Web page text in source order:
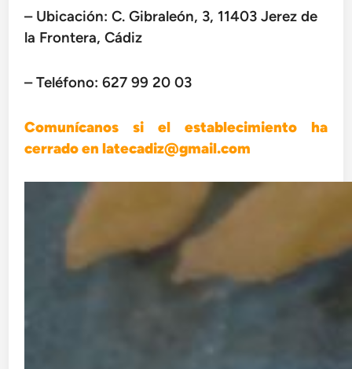
– Ubicación: C. Gibraleón, 3, 11403 Jerez de
la Frontera, Cádiz
– Teléfono:627 99 20 03
Comunícanos si el establecimiento ha
cerrado en latecadiz@gmail.com